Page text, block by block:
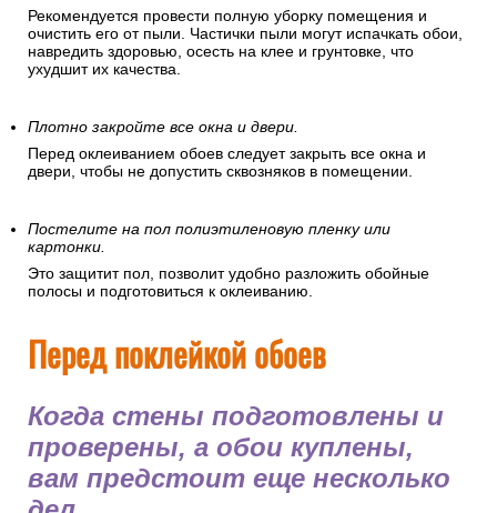
Рекомендуется провести полную уборку помещения и
очистить его от пыли. Частички пыли могут испачкать обои,
навредить здоровью, осесть на клее и грунтовке, что
ухудшит их качества.
Плотно закройте все окна и двери.
Перед оклеиванием обоев следует закрыть все окна и
двери, чтобы не допустить сквозняков в помещении.
Постелите на пол полиэтиленовую пленку или
картонки.
Это защитит пол, позволит удобно разложить обойные
полосы и подготовиться к оклеиванию.
Перед поклейкой обоев
Когда стены подготовлены и
проверены, а обои куплены,
вам предстоит еще несколько